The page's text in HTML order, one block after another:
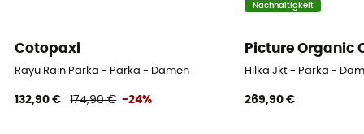
Cotopaxi
Rayu Rain Parka - Parka - Damen
132,90 € 174,90 € -24%
Nachhaltigkeit
Picture Organic
Hilka Jkt - Parka -
269,90 €